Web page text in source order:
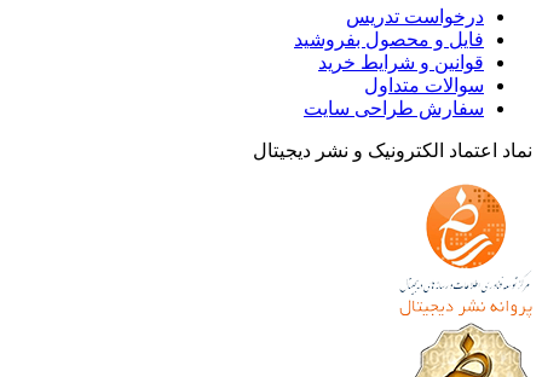
درخواست تدریس
فایل و محصول بفروشید
قوانین و شرایط خرید
سوالات متداول
سفارش طراحی سایت
اعتماد الکترونیک و نشر دیجیتال